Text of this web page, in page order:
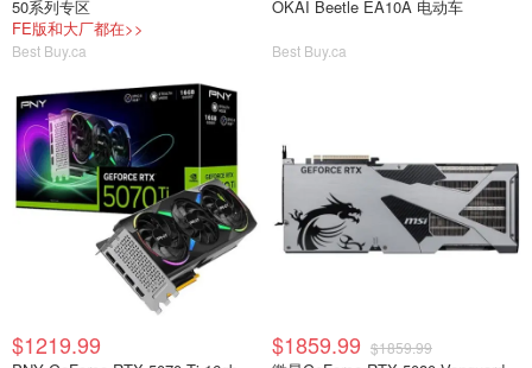
50系列专区
FE版和大厂都在>>
Best Buy.ca
OKAI Beetle EA10A 电动车
Best Buy.ca
$1219.99 $1859.99 $1859.99